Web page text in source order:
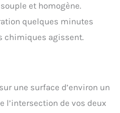
et homogène.
quelques minutes
chimiques agissent.
une surface d’environ un
l’intersection de vos deux